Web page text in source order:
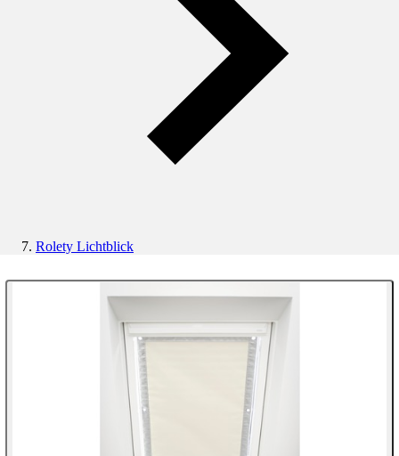
Rolety Lichtblick